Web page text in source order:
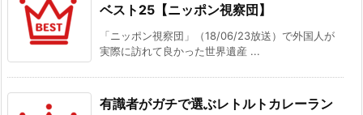
ベスト25【ニッポン視察団】
「ニッポン視察団」（18/06/23放送）で外国人が
実際に訪れて良かった世界遺産 ...
有識者がガチで選ぶレトルトカレーラン